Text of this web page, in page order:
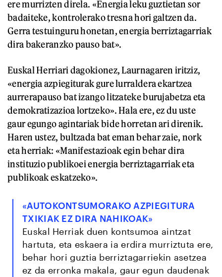
ere murrizten direla. «Energia leku guztietan sor
badaiteke, kontrolerako tresna hori galtzen da.
Gerra testuinguru honetan, energia berriztagarriak
dira bakeranzko pauso bat».
Euskal Herriari dagokionez, Laurnagaren iritziz,
«energia azpiegiturak gure lurraldera ekartzea
aurrerapauso bat izango litzateke burujabetza eta
demokratizazioa lortzeko». Hala ere, ez du uste
gaur egungo agintariak bide horretan ari direnik.
Haren ustez, bultzada bat eman behar zaie, nork
eta herriak: «Manifestazioak egin behar dira
instituzio publikoei energia berriztagarriak eta
publikoak eskatzeko».
«AUTOKONTSUMORAKO AZPIEGITURA
TXIKIAK EZ DIRA NAHIKOAK»
Euskal Herriak duen kontsumoa aintzat
hartuta, eta eskaera ia erdira murriztuta ere,
behar hori guztia berriztagarriekin asetzea
ez da erronka makala, gaur egun daudenak